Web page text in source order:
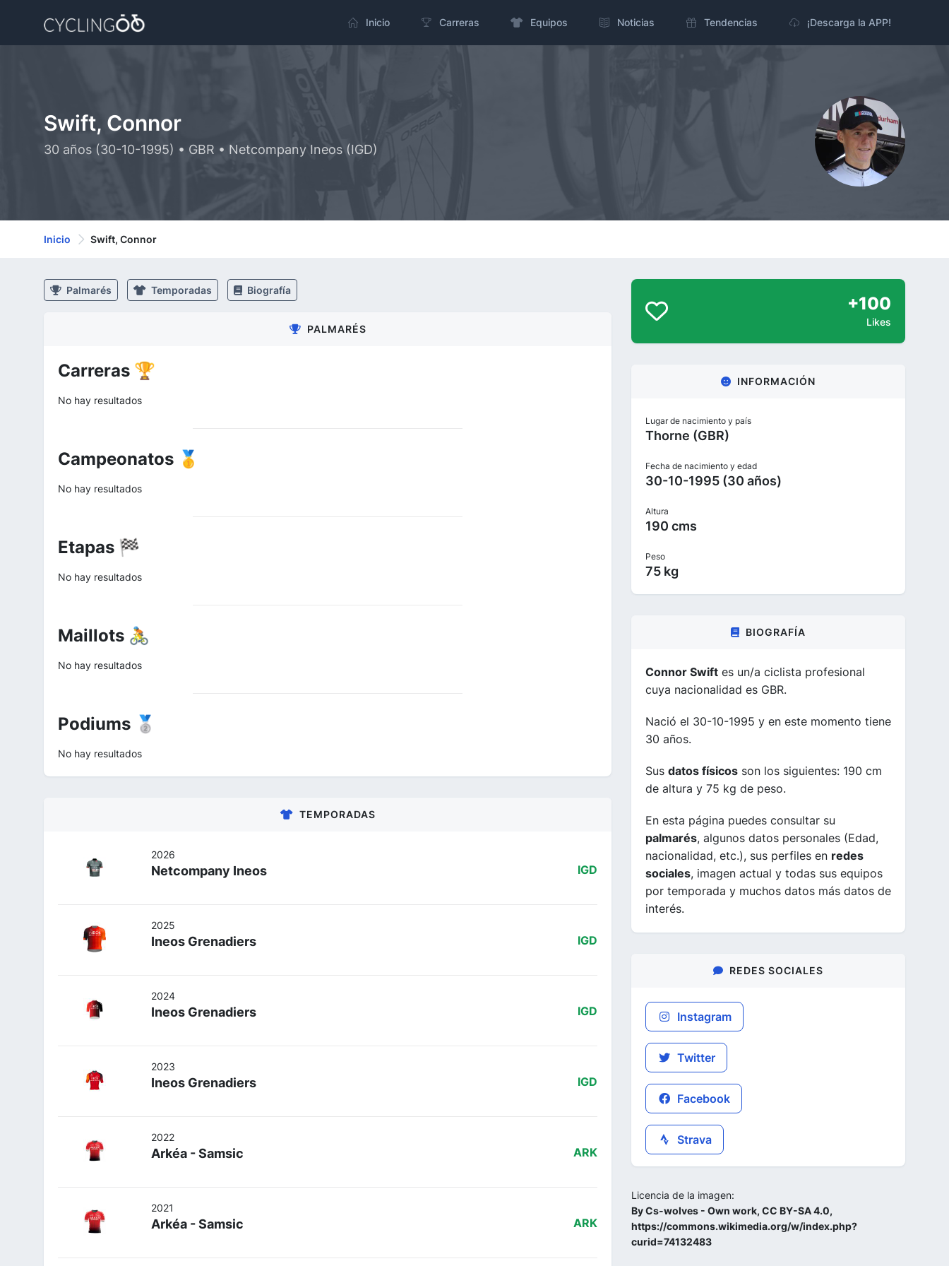
Inicio Carreras Equipos Noticias Tendencias ¡Descarga la APP!
Swift, Connor
30 años (30-10-1995) • GBR • Netcompany Ineos (IGD)
Inicio Swift, Connor
Palmarés Temporadas Biografía
PALMARÉS
Carreras 🏆
No hay resultados
Campeonatos 🥇
No hay resultados
Etapas 🏁
No hay resultados
Maillots 🚴
No hay resultados
Podiums 🥈
No hay resultados
TEMPORADAS
2026
Netcompany Ineos IGD
2025
Ineos Grenadiers IGD
2024
Ineos Grenadiers IGD
2023
Ineos Grenadiers IGD
2022
Arkéa - Samsic ARK
2021
Arkéa - Samsic ARK
+100
Likes
INFORMACIÓN
Lugar de nacimiento y país
Thorne (GBR)
Fecha de nacimiento y edad
30-10-1995 (30 años)
Altura
190 cms
Peso
75 kg
BIOGRAFÍA
Connor Swift es un/a ciclista profesional
cuya nacionalidad es GBR.
Nació el 30-10-1995 y en este momento tiene
30 años.
Sus datos físicos son los siguientes: 190 cm
de altura y 75 kg de peso.
En esta página puedes consultar su
palmarés, algunos datos personales (Edad,
nacionalidad, etc.), sus perfiles en redes
sociales, imagen actual y todas sus equipos
por temporada y muchos datos más datos de
interés.
REDES SOCIALES
Instagram
Twitter
Facebook
Strava
Licencia de la imagen:
By Cs-wolves - Own work, CC BY-SA 4.0,
https://commons.wikimedia.org/w/index.php?
curid=74132483